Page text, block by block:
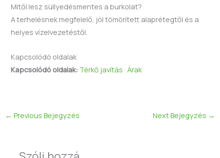
Mitől lesz süllyedésmentes a burkolat?
A terhelésnek megfelelő, jól tömörített alaprétegtől és a
helyes vízelvezetéstől.
Kapcsolódó oldalak
Kapcsolódó oldalak: Térkő javítás ·Árak
← Previous Bejegyzés Next Bejegyzés →